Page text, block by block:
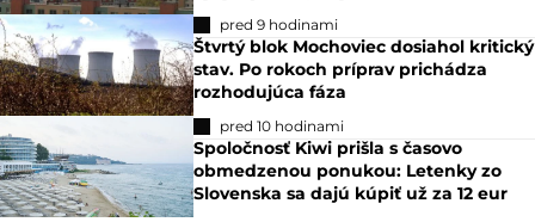
pred 9 hodinami
Štvrtý blok Mochoviec dosiahol kritický
stav. Po rokoch príprav prichádza
rozhodujúca fáza
pred 10 hodinami
Spoločnosť Kiwi prišla s časovo
obmedzenou ponukou: Letenky zo
Slovenska sa dajú kúpiť už za 12 eur